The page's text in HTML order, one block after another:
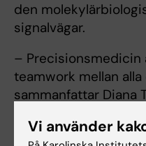
den
signalvägar.
– Precisionsmedicin
teamwork mellan
sammanfattar Diana
Vi använder